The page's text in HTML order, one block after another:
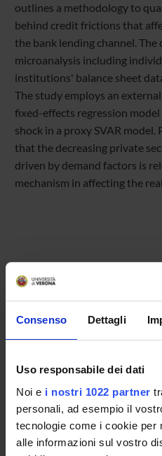
Consenso Dettagli
Uso responsabile dei dati
Noi e i nostri 1022 partner
personali, ad esempio il
tecnologie come i cookie per
alle informazioni sul vostro
outlines a methodology to
behind credit frictions that
the bank lending channel.
microanalysis including
institutions' balance sheet
The study employs an
fixed-effects regression
shock in a proxy SVAR
that the decreasing private
driven by demand factors is
mechanism in affecting the
Referente
Simone Quercia
OFFERTA FORMATIVA